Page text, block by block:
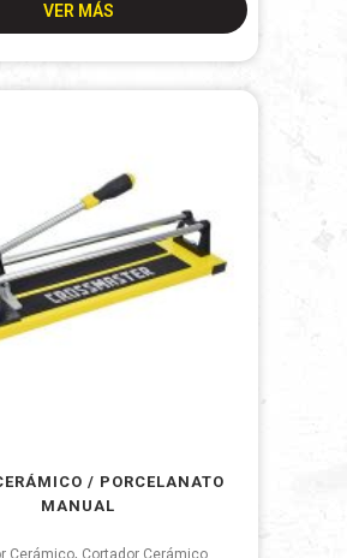
VER MÁS
/ PORCELANATO
MANUAL
Cerámico, Cortador Cerámico